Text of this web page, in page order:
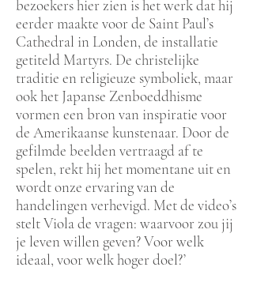
bezoekers hier zien is het werk dat hij
eerder maakte voor de Saint Paul’s
Cathedral in Londen, de installatie
getiteld Martyrs. De christelijke
traditie en religieuze symboliek, maar
ook het Japanse Zenboeddhisme
vormen een bron van inspiratie voor
de Amerikaanse kunstenaar. Door de
gefilmde beelden vertraagd af te
spelen, rekt hij het momentane uit en
wordt onze ervaring van de
handelingen verhevigd. Met de video’s
stelt Viola de vragen: waarvoor zou jij
je leven willen geven? Voor welk
ideaal, voor welk hoger doel?’